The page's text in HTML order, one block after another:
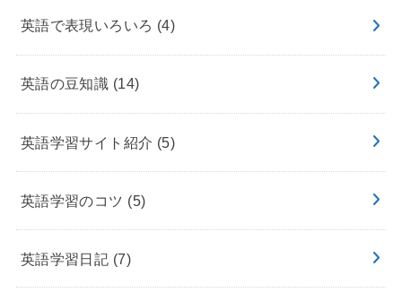
英語で表現いろいろ (4)
英語の豆知識 (14)
英語学習サイト紹介 (5)
英語学習のコツ (5)
英語学習日記 (7)